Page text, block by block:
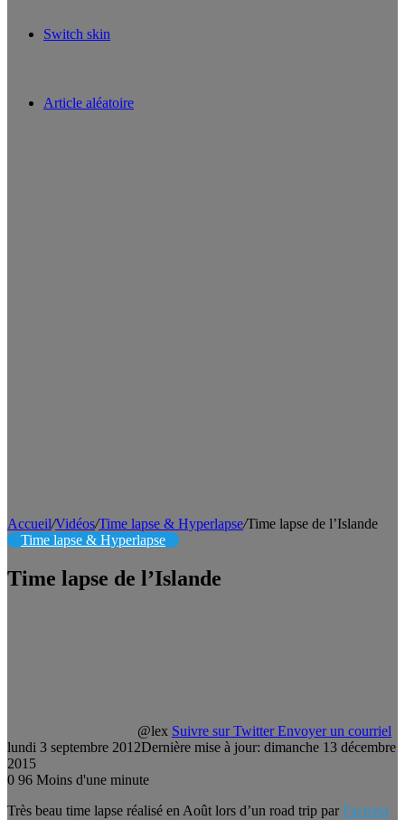
Switch skin
Article aléatoire
Accueil/Vidéos/Time lapse & Hyperlapse/Time lapse de l’Islande
Time lapse & Hyperlapse
Time lapse de l’Islande
@lex Suivre sur Twitter Envoyer un courriel
lundi 3 septembre 2012Dernière mise à jour: dimanche 13 décembre
2015
0 96 Moins d'une minute
Très beau time lapse réalisé en Août lors d’un road trip parFactoria